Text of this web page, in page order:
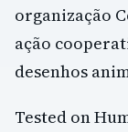
organização
ação
desenhos
Tested on